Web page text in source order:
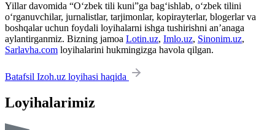
Yillar davomida “O‘zbek tili kuni”ga bag‘ishlab, o‘zbek tilini
o‘rganuvchilar, jurnalistlar, tarjimonlar, kopirayterlar, blogerlar va
boshqalar uchun foydali loyihalarni ishga tushirishni an’anaga
aylantirganmiz. Bizning jamoa Lotin.uz, Imlo.uz, Sinonim.uz,
Sarlavha.com loyihalarini hukmingizga havola qilgan.
Batafsil Izoh.uz loyihasi haqida
Loyihalarimiz